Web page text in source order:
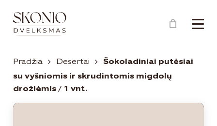
Menu
Krepšelis Close
Cart
Pradžia Desertai
Šokoladiniai putėsiai
su vyšniomis ir skrudintomis migdolų
drožlėmis / 1 vnt.